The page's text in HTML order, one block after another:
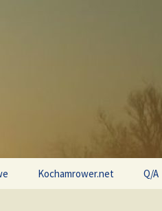
Kochamrower.net Q/A